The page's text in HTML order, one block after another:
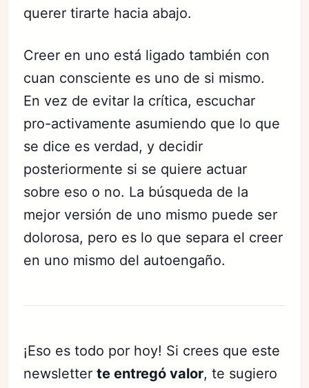
querer tirarte hacia abajo.
Creer en uno está ligado también con
cuan consciente es uno de si mismo.
En vez de evitar la crítica, escuchar
pro-activamente asumiendo que lo que
se dice es verdad, y decidir
posteriormente si se quiere actuar
sobre eso o no. La búsqueda de la
mejor versión de uno mismo puede ser
dolorosa, pero es lo que separa el creer
en uno mismo del autoengaño.
¡Eso es todo por hoy! Si crees que este
newsletterte entregó valor, te sugiero